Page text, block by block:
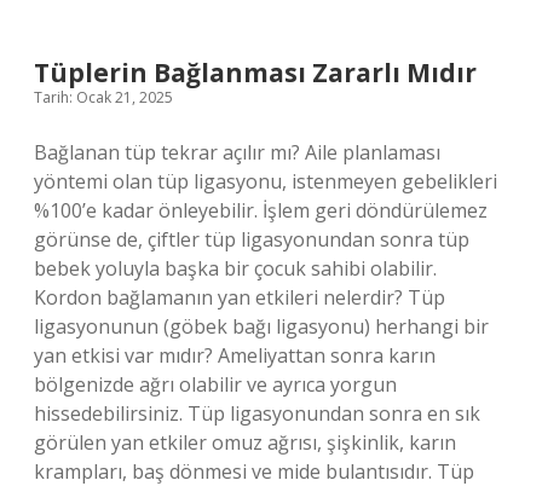
Tüplerin Bağlanması Zararlı Mıdır
Tarih: Ocak 21, 2025
Bağlanan tüp tekrar açılır mı? Aile planlaması
yöntemi olan tüp ligasyonu, istenmeyen gebelikleri
%100’e kadar önleyebilir. İşlem geri döndürülemez
görünse de, çiftler tüp ligasyonundan sonra tüp
bebek yoluyla başka bir çocuk sahibi olabilir.
Kordon bağlamanın yan etkileri nelerdir? Tüp
ligasyonunun (göbek bağı ligasyonu) herhangi bir
yan etkisi var mıdır? Ameliyattan sonra karın
bölgenizde ağrı olabilir ve ayrıca yorgun
hissedebilirsiniz. Tüp ligasyonundan sonra en sık
görülen yan etkiler omuz ağrısı, şişkinlik, karın
krampları, baş dönmesi ve mide bulantısıdır. Tüp